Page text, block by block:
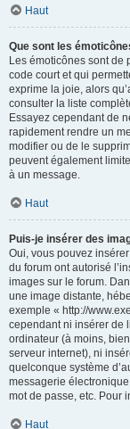
Haut
Que sont les
Les émoticônes sont de
code court et qui
exprime la joie, alors
consulter la liste
Essayez cependant de
rapidement rendre un
modifier ou de le
peuvent également
à un message.
Haut
Puis-je insérer des
Oui, vous pouvez
du forum ont autorisé
images sur le forum.
une image distante,
exemple « http://
cependant ni insérer de
ordinateur (à moins,
serveur internet), ni
quelconque système
messagerie
mot de passe, etc. Pour
Haut